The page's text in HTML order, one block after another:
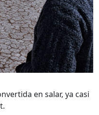
en salar, ya casi